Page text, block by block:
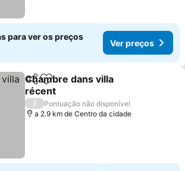
para ver os preços
Ver preços
PartilharAdicionar aos favoritos
Chambre dans villa
récent
Ver preços
/
Pontuação não disponível
a 2.9 km de Centro da cidade